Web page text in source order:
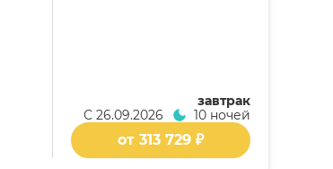
завтрак
С 26.09.2026 10 ночей
от 313 729 ₽